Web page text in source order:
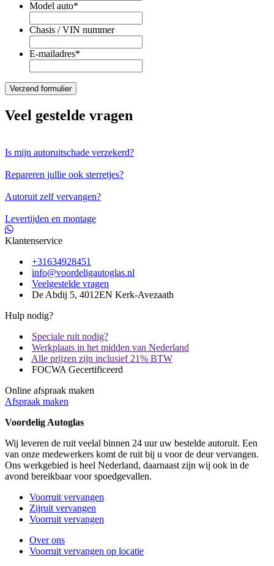
Model auto*
Chasis / VIN nummer
E-mailadres*
Veel gestelde vragen
Is mijn autoruitschade verzekerd?
Repareren jullie ook sterretjes?
Autoruit zelf vervangen?
Levertijden en montage
Klantenservice
+31634928451
info@voordeligautoglas.nl
Veelgestelde vragen
De Abdij 5, 4012EN Kerk-Avezaath
Hulp nodig?
Speciale ruit nodig?
Werkplaats in het midden van Nederland
Alle prijzen zijn inclusief 21% BTW
FOCWA Gecertificeerd
Online afspraak maken
Afspraak maken
Voordelig Autoglas
Wij leveren de ruit veelal binnen 24 uur uw bestelde autoruit. Een
van onze medewerkers komt de ruit bij u voor de deur vervangen.
Ons werkgebied is heel Nederland, daarnaast zijn wij ook in de
avond bereikbaar voor spoedgevallen.
Voorruit vervangen
Zijruit vervangen
Voorruit vervangen
Over ons
Voorruit vervangen op locatie